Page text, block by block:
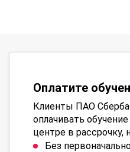
Оплатите
Клиенты ПАО
оплачивать
центре в рассрочку,
Без